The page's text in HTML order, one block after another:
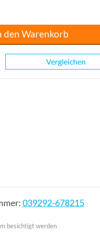
den Warenkorb
Vergleichen
039292-678215
besichtigt werden